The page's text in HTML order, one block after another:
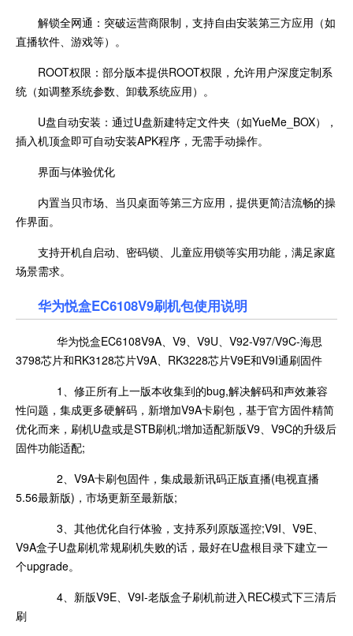
解锁全网通：突破运营商限制，支持自由安装第三方应用（如
直播软件、游戏等）。
ROOT权限：部分版本提供ROOT权限，允许用户深度定制系
统（如调整系统参数、卸载系统应用）。
U盘自动安装：通过U盘新建特定文件夹（如YueMe_BOX），
插入机顶盒即可自动安装APK程序，无需手动操作。
界面与体验优化
内置当贝市场、当贝桌面等第三方应用，提供更简洁流畅的操
作界面。
支持开机自启动、密码锁、儿童应用锁等实用功能，满足家庭
场景需求。
华为悦盒EC6108V9刷机包使用说明
华为悦盒EC6108V9A、V9、V9U、V92-V97/V9C-海思
3798芯片和RK3128芯片V9A、RK3228芯片V9E和V9I通刷固件
1、修正所有上一版本收集到的bug,解决解码和声效兼容
性问题，集成更多硬解码，新增加V9A卡刷包，基于官方固件精简
优化而来，刷机U盘或是STB刷机;增加适配新版V9、V9C的升级后
固件功能适配;
2、V9A卡刷包固件，集成最新讯码正版直播(电视直播
5.56最新版)，市场更新至最新版;
3、其他优化自行体验，支持系列原版遥控;V9I、V9E、
V9A盒子U盘刷机常规刷机失败的话，最好在U盘根目录下建立一
个upgrade。
4、新版V9E、V9I-老版盒子刷机前进入REC模式下三清后
刷